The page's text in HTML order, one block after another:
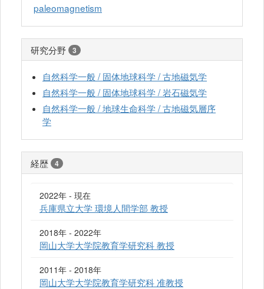
paleomagnetism
研究分野 3
自然科学一般 / 固体地球科学 / 古地磁気学
自然科学一般 / 固体地球科学 / 岩石磁気学
自然科学一般 / 地球生命科学 / 古地磁気層序
学
経歴 4
2022年 - 現在
兵庫県立大学 環境人間学部 教授
2018年 - 2022年
岡山大学大学院教育学研究科 教授
2011年 - 2018年
岡山大学大学院教育学研究科 准教授